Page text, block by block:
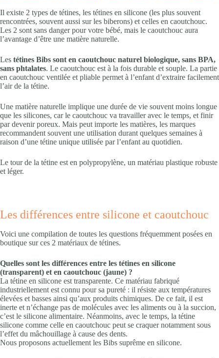
Il existe 2 types de tétines, les tétines en silicone (les plus souvent
rencontrées, souvent aussi sur les biberons) et celles en caoutchouc.
Les 2 sont sans danger pour votre bébé, mais le caoutchouc aura
l’avantage d’être une matière naturelle.
Les tétines Bibs sont en caoutchouc naturel biologique, sans BPA,
sans phtalates. Le caoutchouc est à la fois durable et souple. La partie
en caoutchouc ventilée et pliable permet à l’enfant d’extraire facilement
l’air de la tétine.
Une matière naturelle implique une durée de vie souvent moins longue
que les silicones, car le caoutchouc va travailler avec le temps, et finir
par devenir poreux. Mais peut importe les matières, les marques
recommandent souvent une utilisation durant quelques semaines à
raison d’une tétine unique utilisée par l’enfant au quotidien.
Le tour de la tétine est en polypropylène, un matériau plastique robuste
et léger.
Les différences entre silicone et caoutchouc
Voici une compilation de toutes les questions fréquemment posées en
boutique sur ces 2 matériaux de tétines.
Quelles sont les différences entre les tétines en silicone
(transparent) et en caoutchouc (jaune) ?
La tétine en silicone est transparente. Ce matériau fabriqué
industriellement est connu pour sa pureté : il résiste aux températures
élevées et basses ainsi qu’aux produits chimiques. De ce fait, il est
inerte et n’échange pas de molécules avec les aliments ou à la succion,
c’est le silicone alimentaire. Néanmoins, avec le temps, la tétine
silicone comme celle en caoutchouc peut se craquer notamment sous
l’effet du mâchouillage à cause des dents.
Nous proposons actuellement les Bibs suprême en silicone.